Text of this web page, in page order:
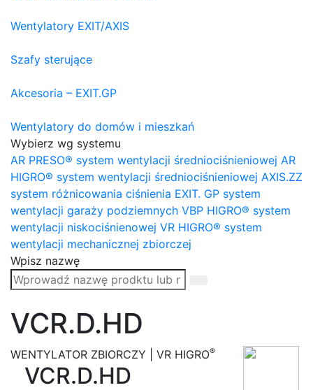
Wentylatory EXIT/AXIS
Szafy sterujące
Akcesoria – EXIT.GP
Wentylatory do domów i mieszkań
Wybierz wg systemu
AR PRESO® system wentylacji średniociśnieniowej AR
HIGRO® system wentylacji średniociśnieniowej AXIS.ZZ
system różnicowania ciśnienia EXIT. GP system
wentylacji garaży podziemnych VBP HIGRO® system
wentylacji niskociśnienowej VR HIGRO® system
wentylacji mechanicznej zbiorczej
Wpisz nazwę
VCR.D.HD
WENTYLATOR ZBIORCZY | VR HIGRO®
VCR.D.HD